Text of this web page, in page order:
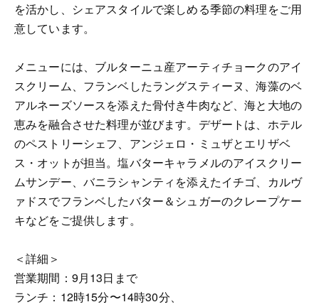
を活かし、シェアスタイルで楽しめる季節の料理をご用
意しています。
メニューには、ブルターニュ産アーティチョークのアイ
スクリーム、フランベしたラングスティーヌ、海藻のベ
アルネーズソースを添えた骨付き牛肉など、海と大地の
恵みを融合させた料理が並びます。デザートは、ホテル
のペストリーシェフ、アンジェロ・ミュザとエリザベ
ス・オットが担当。塩バターキャラメルのアイスクリー
ムサンデー、バニラシャンティを添えたイチゴ、カルヴ
ァドスでフランベしたバター＆シュガーのクレープケー
キなどをご提供します。
＜詳細＞
営業期間：9月13日まで
ランチ：12時15分〜14時30分、